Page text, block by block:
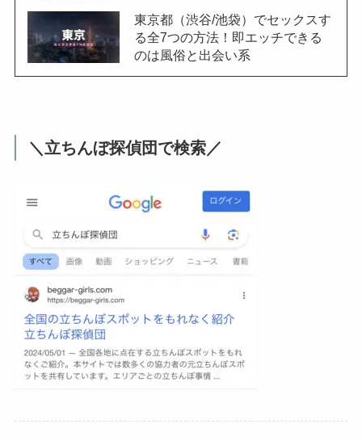
東京都（渋谷/池袋）でセックスす
る全7つの方法！即エッチできる
のは風俗と出会い系
＼立ちんぼ探偵団で検索／